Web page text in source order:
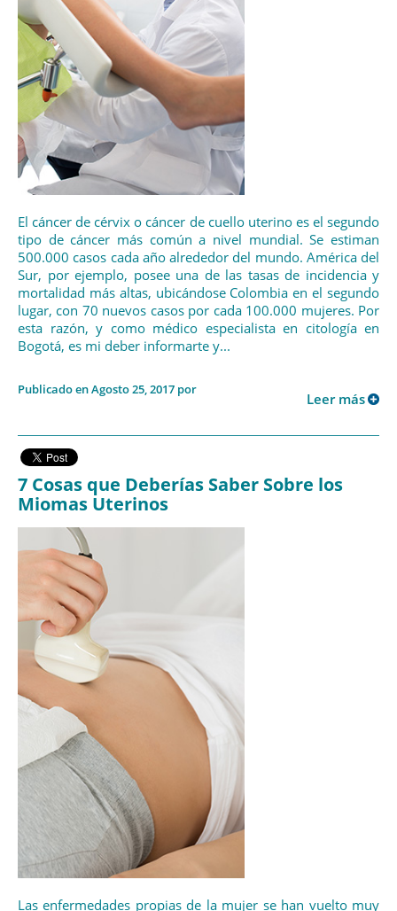
El cáncer de cérvix o cáncer de cuello uterino es el segundo
tipo de cáncer más común a nivel mundial. Se estiman
500.000 casos cada año alrededor del mundo. América del
Sur, por ejemplo, posee una de las tasas de incidencia y
mortalidad más altas, ubicándose Colombia en el segundo
lugar, con 70 nuevos casos por cada 100.000 mujeres. Por
esta razón, y como médico especialista en citología en
Bogotá, es mi deber informarte y...
Publicado en Agosto 25, 2017 por
Leer más
7 Cosas que Deberías Saber Sobre los
Miomas Uterinos
Las enfermedades propias de la mujer se han vuelto muy